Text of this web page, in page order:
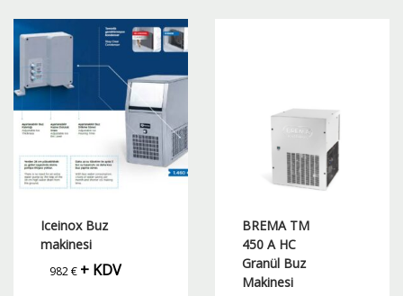
Iceinox Buz
makinesi
982€ + KDV
BREMA TM
450 A HC
Granül Buz
Makinesi